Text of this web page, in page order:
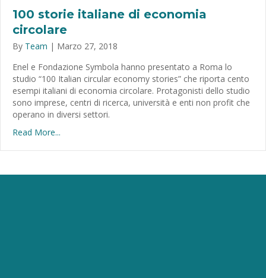
100 storie italiane di economia
circolare
By Team | Marzo 27, 2018
Enel e Fondazione Symbola hanno presentato a Roma lo
studio “100 Italian circular economy stories” che riporta cento
esempi italiani di economia circolare. Protagonisti dello studio
sono imprese, centri di ricerca, università e enti non profit che
operano in diversi settori.
Read More...